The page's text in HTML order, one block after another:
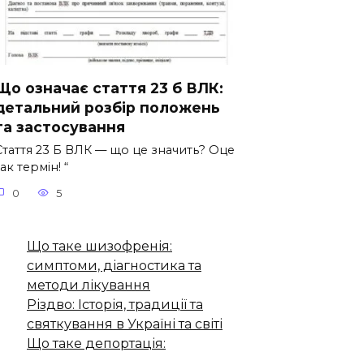
означає стаття 23 б ВЛК:
розбір положень
застосування
23 Б ВЛК — що це значить? Оце
термін! “
0 5
Що таке шизофренія:
симптоми, діагностика та
методи лікування
Різдво: Історія, традиції та
святкування в Україні та світі
Що таке депортація: